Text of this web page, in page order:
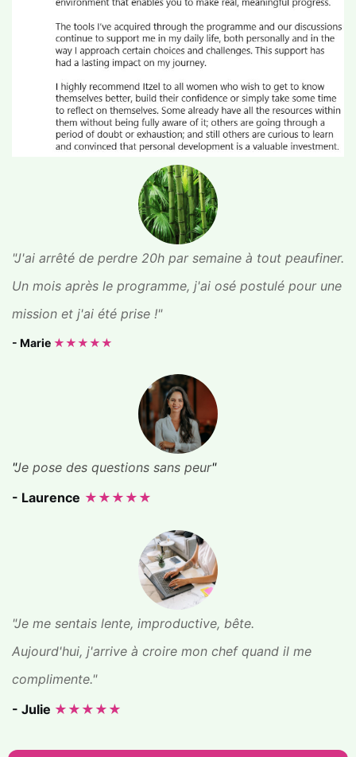
"J'ai arrêté de perdre 20h par semaine à tout peaufiner.
Un mois après le programme, j'ai osé postulé pour une
mission et j'ai été prise !"
- Marie ★★★★★
"Je pose des questions sans peur"
- Laurence ★★★★★
"Je me sentais lente, improductive, bête.
Aujourd'hui, j'arrive à croire mon chef quand il me
complimente."
- Julie ★★★★★